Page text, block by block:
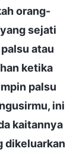
orang-
sejati
atau
ketika
palsu
ini
kaitannya
dikeluarkan